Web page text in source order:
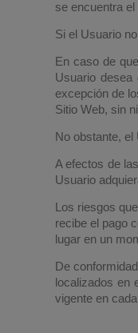
se encuentra
Si el Usuario
En caso de
Usuario
excepción de
Sitio Web, sin
No obstante, el
A efectos de
Usuario
Los riesgos
recibe el pago
lugar en un
De
localizados en
vigente en